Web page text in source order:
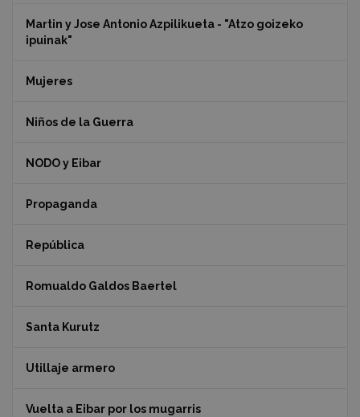
Martin y Jose Antonio Azpilikueta - "Atzo goizeko
ipuinak"
Mujeres
Niños de la Guerra
NODO y Eibar
Propaganda
República
Romualdo Galdos Baertel
Santa Kurutz
Utillaje armero
Vuelta a Eibar por los mugarris